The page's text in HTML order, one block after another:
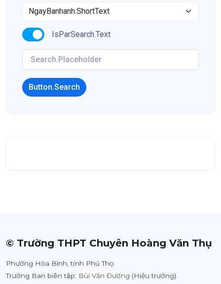
IsParSearch.Text
Button.Search
© Trường THPT Chuyên Hoàng Văn Thụ
Phường Hòa Bình, tỉnh Phú Thọ
Trưởng Ban biên tập: Bùi Văn Đường (Hiệu trưởng).